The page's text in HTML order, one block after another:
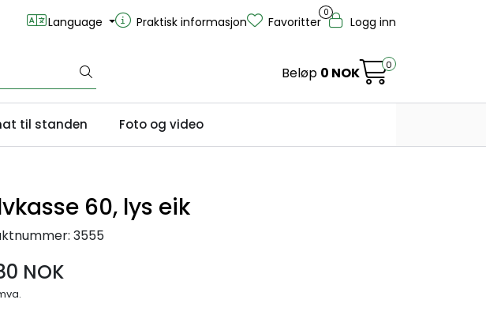
Language Praktisk informasjon
0
Favoritter Logg inn
Beløp 0 NOK 0
til standen Foto og video
60, lys eik
3555
NOK